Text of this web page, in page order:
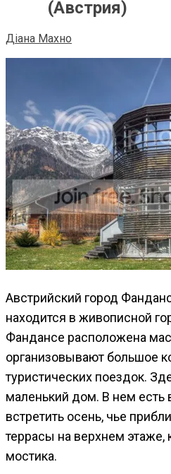
(Австрия)
Діана Махно
Австрийский город
находится в живописной
Фандансе расположена
организовывают большое
туристических поездок.
маленький дом. В нем есть
встретить осень, чье
террасы на верхнем этаже,
мостика.